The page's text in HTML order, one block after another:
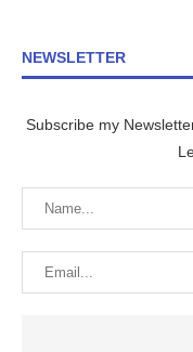
NEWSLETTER
Subscribe my